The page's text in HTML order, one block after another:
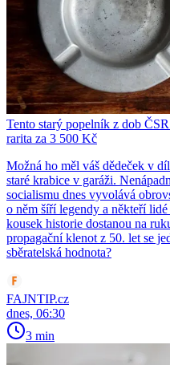
Tento starý popelník z dob
rarita za 3 500 Kč
Možná ho měl váš dědeček v
staré krabice v garáži.
socialismu dnes vyvolává
o něm šíří legendy a někteří
kousek historie dostanou na
propagační klenot z 50. let se
sběratelská hodnota?
FAJNTIP.cz
dnes, 06:30
3 min